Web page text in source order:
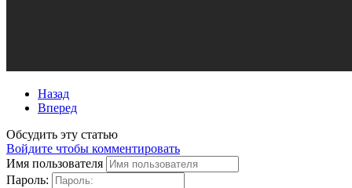
Назад
Вперед
Обсудить эту статью
Войдите чтобы комментировать
Имя пользователя
Пароль: